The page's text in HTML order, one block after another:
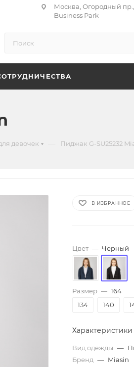
Москва, Огородный пр.,
Business Park
девочек Пиджак G-SU25232
В ИЗБРАННОЕ
Цвет — Черный
Размер — 164
134
140
Характеристики
Вид одежды —
Бренд — Miasin